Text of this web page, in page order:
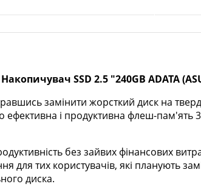
Накопичувач SSD 2.5 "240GB ADATA
замінити жорсткий диск на
ефективна і продуктивна флеш-
без зайвих фінансових
для тих користувачів, які планують
диска.